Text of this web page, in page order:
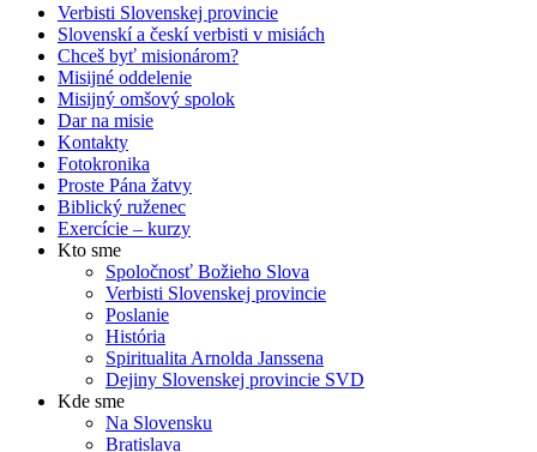
Verbisti Slovenskej provincie
Slovenskí a českí verbisti v misiách
Chceš byť misionárom?
Misijné oddelenie
Misijný omšový spolok
Dar na misie
Kontakty
Fotokronika
Proste Pána žatvy
Biblický ruženec
Exercície – kurzy
Kto sme
Spoločnosť Božieho Slova
Verbisti Slovenskej provincie
Poslanie
História
Spiritualita Arnolda Janssena
Dejiny Slovenskej provincie SVD
Kde sme
Na Slovensku
Bratislava